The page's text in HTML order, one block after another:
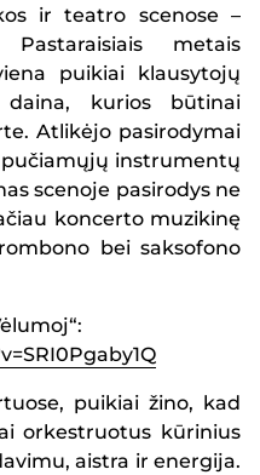
ir teatro scenose –
Pastaraisiais metais
puikiai klausytojų
kurios būtinai
Atlikėjo pasirodymai
instrumentų
scenoje pasirodys ne
koncerto muzikinę
bei saksofono
puikiai žino, kad
orkestruotus kūrinius
aistra ir energija.